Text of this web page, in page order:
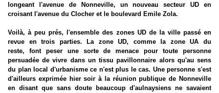
longeant l'avenue de Nonneville, un nouveau secteur UD en
croisant l'avenue du Clocher et le boulevard Emile Zola.
Voilà, à peu prés, l'ensemble des zones UD de la ville passé en
revue en trois parties. La zone UD, comme la zone UA du
reste, font peser une sorte de menace pour toute personne
persuadée de vivre dans un tissu pavillonnaire alors qu'au sens
du plan local d'urbanisme ce n'est plus le cas. Une personne s'est
d'ailleurs exprimée hier soir à la réunion publique de Nonneville
en disant que sans doute beaucoup d'aulnaysiens ne savaient